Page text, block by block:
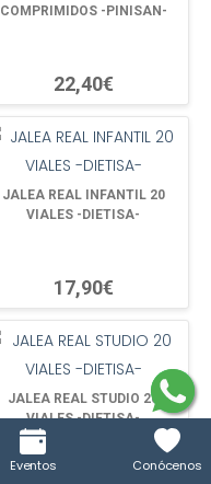
COMPRIMIDOS -PINISAN-
22,40€
JALEA REAL INFANTIL 20
VIALES -DIETISA-
17,90€
JALEA REAL STUDIO 20
VIALES -DIETISA-
Eventos Conócenos